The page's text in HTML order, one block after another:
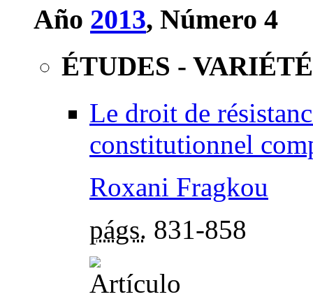
Año 2013, Número 4
ÉTUDES -
Le droit de
constitutionnel
Roxani Fragkou
págs. 831-858